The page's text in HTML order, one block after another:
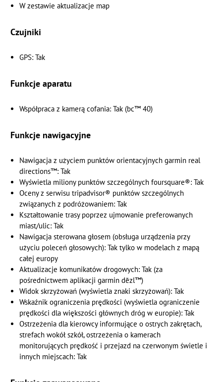
W zestawie aktualizacje map
Czujniki
GPS: Tak
Funkcje aparatu
Współpraca z kamerą cofania: Tak (bc™ 40)
Funkcje nawigacyjne
Nawigacja z użyciem punktów orientacyjnych garmin real
directions™: Tak
Wyświetla miliony punktów szczególnych foursquare®: Tak
Oceny z serwisu tripadvisor® punktów szczególnych
związanych z podróżowaniem: Tak
Kształtowanie trasy poprzez ujmowanie preferowanych
miast/ulic: Tak
Nawigacja sterowana głosem (obsługa urządzenia przy
użyciu poleceń głosowych): Tak tylko w modelach z mapą
całej europy
Aktualizacje komunikatów drogowych: Tak (za
pośrednictwem aplikacji garmin dēzl™)
Widok skrzyżowań (wyświetla znaki skrzyżowań): Tak
Wskaźnik ograniczenia prędkości (wyświetla ograniczenie
prędkości dla większości głównych dróg w europie): Tak
Ostrzeżenia dla kierowcy informujące o ostrych zakrętach,
strefach wokół szkół, ostrzeżenia o kamerach
monitorujących prędkość i przejazd na czerwonym świetle i
innych miejscach: Tak